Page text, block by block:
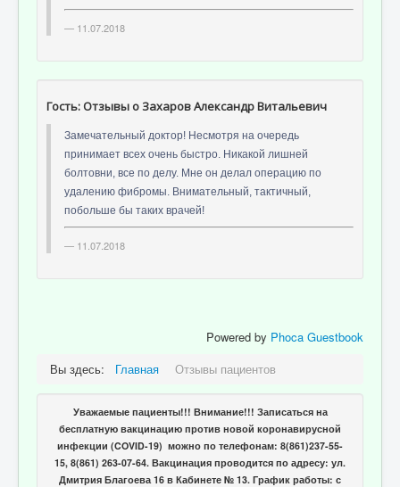
11.07.2018
Гость: Отзывы о Захаров Александр Витальевич
Замечательный доктор! Несмотря на очередь
принимает всех очень быстро. Никакой лишней
болтовни, все по делу. Мне он делал операцию по
удалению фибромы. Внимательный, тактичный,
побольше бы таких врачей!
11.07.2018
Powered by Phoca Guestbook
Вы здесь:
Главная Отзывы пациентов
Уважаемые пациенты!!! Внимание!!! Записаться на
бесплатную вакцинацию против новой коронавирусной
инфекции (COVID-19) можно по телефонам: 8(861)237-55-
15, 8(861) 263-07-64. Вакцинация проводится по адресу: ул.
Дмитрия Благоева 16 в Кабинете № 13. График работы: с